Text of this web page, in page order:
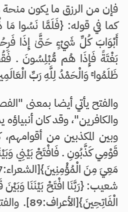
فإن من الرزق ما يكون منحة
كما في قوله: {فَلَمَّا نَسُوا مَا
أَبْوَابَ كُلِّ شَيْءٍ حَتَّىٰ إِذَا
بَغْتَةً فَإِذَا هُم مُّبْلِسُونَ .
ظَلَمُوا ۚ وَالْحَمْدُ لِلَّهِ رَبِّ
والفتح يأتي أيضا بمعنى
والكافرين"، وقد كان
وبين المكذبين من
قَوْمِي كَذَّبُونِ . فَافْتَحْ بَيْنِي
شعيب: {رَبَّنَا افْتَحْ بَيْنَنَا